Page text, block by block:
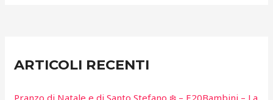
Ferragosto
ARTICOLI RECENTI